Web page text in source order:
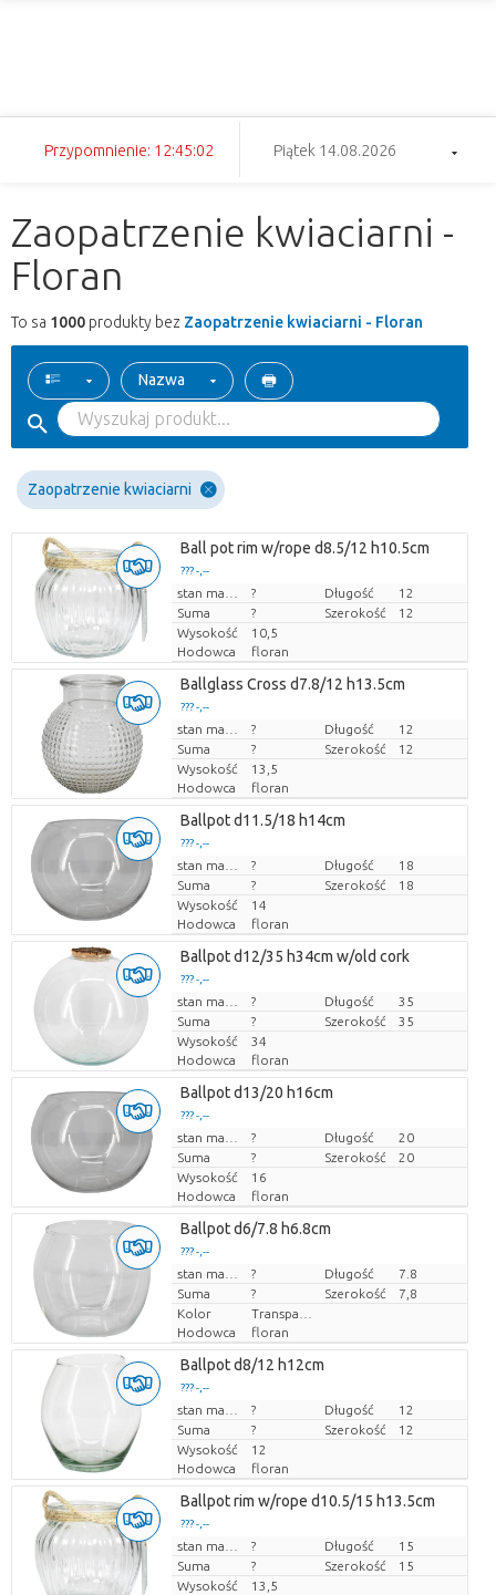
Przypomnienie: 12:45:01 Piątek 14.08.2026
Zaopatrzenie kwiaciarni -
Floran
To sa 1000 produkty bez Zaopatrzenie kwiaciarni - Floran
Nazwa
Zaopatrzenie kwiaciarni
Ball pot rim w/rope d8.5/12 h10.5cm
??? -,--
Cena za sztukę
? Długość
12
Suma
? Szerokość
12
Wysokość
10,5
Hodowca
floran
Ballglass Cross d7.8/12 h13.5cm
??? -,--
Cena za sztukę
? Długość
12
Suma
? Szerokość
12
Wysokość
13,5
Hodowca
floran
Ballpot d11.5/18 h14cm
??? -,--
Cena za sztukę
? Długość
18
Suma
? Szerokość
18
Wysokość
14
Hodowca
floran
Ballpot d12/35 h34cm w/old cork
??? -,--
Cena za sztukę
? Długość
35
Suma
? Szerokość
35
Wysokość
34
Hodowca
floran
Ballpot d13/20 h16cm
??? -,--
Cena za sztukę
? Długość
20
Suma
? Szerokość
20
Wysokość
16
Hodowca
floran
Ballpot d6/7.8 h6.8cm
??? -,--
Cena za sztukę
? Długość
7.8
Suma
? Szerokość
7,8
Kolor
Hodowca
floran
Ballpot d8/12 h12cm
??? -,--
Cena za sztukę
? Długość
12
Suma
? Szerokość
12
Wysokość
12
Hodowca
floran
Ballpot rim w/rope d10.5/15 h13.5cm
??? -,--
Cena za sztukę
? Długość
15
Suma
? Szerokość
15
Wysokość
13,5